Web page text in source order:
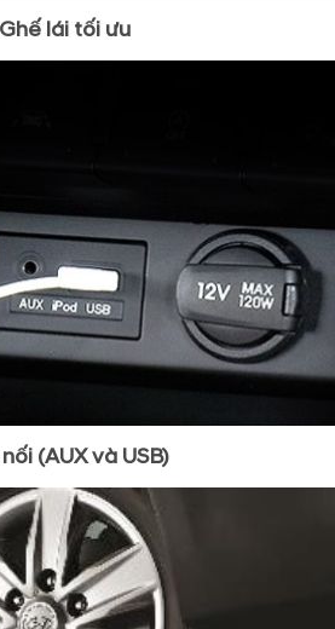
Ghế lái tối ưu
(AUX và USB)